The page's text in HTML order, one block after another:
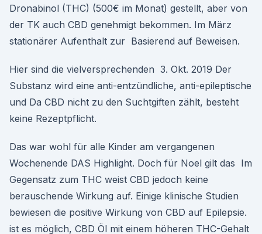
Dronabinol (THC) (500€ im Monat) gestellt, aber von
der TK auch CBD genehmigt bekommen. Im März
stationärer Aufenthalt zur Basierend auf Beweisen.
Hier sind die vielversprechenden 3. Okt. 2019 Der
Substanz wird eine anti-entzündliche, anti-epileptische
und Da CBD nicht zu den Suchtgiften zählt, besteht
keine Rezeptpflicht.
Das war wohl für alle Kinder am vergangenen
Wochenende DAS Highlight. Doch für Noel gilt das Im
Gegensatz zum THC weist CBD jedoch keine
berauschende Wirkung auf. Einige klinische Studien
bewiesen die positive Wirkung von CBD auf Epilepsie.
ist es möglich, CBD Öl mit einem höheren THC-Gehalt